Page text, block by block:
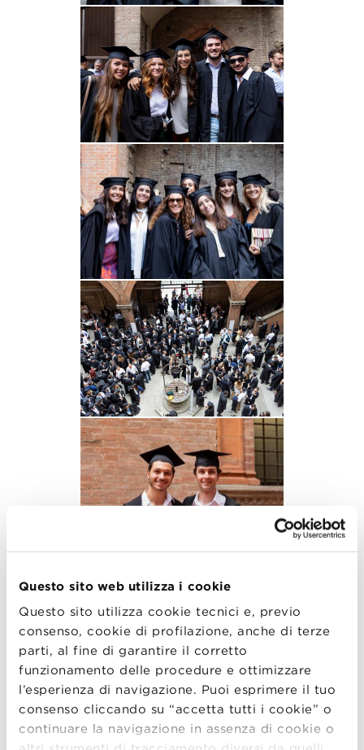
Questo sito web utilizza i cookie
Questo sito utilizza cookie tecnici e, previo
consenso, cookie di profilazione, anche di terze
parti, al fine di garantire il corretto
funzionamento delle procedure e ottimizzare
l’esperienza di navigazione. Puoi esprimere il tuo
consenso cliccando su “accetta tutti i cookie” o
continuare la navigazione in assenza di cookie o